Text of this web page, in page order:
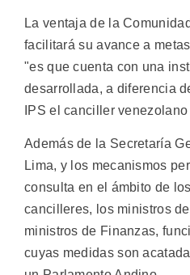
La ventaja de la
facilitará su avance a
"es que cuenta con una
desarrollada, a diferencia
IPS el canciller
Además de la Secretaría
Lima, y los mecanismos
consulta en el ámbito de
cancilleres, los ministros
ministros de Finanzas,
cuyas medidas son